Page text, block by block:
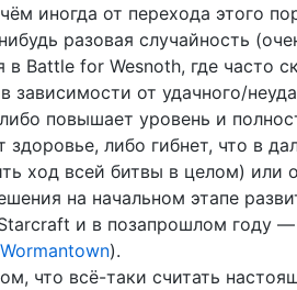
иногда от перехода этого
разовая случайность
в Battle for Wesnoth, где часто
зависимости от удачного/
повышает уровень и
здоровье, либо гибнет, что в
ход всей битвы в целом) или
на начальном этапе
и в позапрошлом году —
).
что всё-таки считать